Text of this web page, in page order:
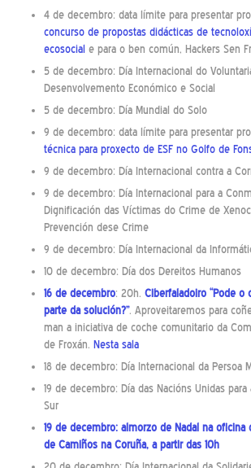
4 de decembro: data límite para presentar
concurso de propostas didácticas de
ecosocial e para o ben común, Hackers Sen
5 de decembro: Día Internacional do
Desenvolvemento Económico e Social
5 de decembro: Día Mundial do Solo
9 de decembro: data límite para presentar
técnica para proxecto de ESF no Golfo de
9 de decembro: Día Internacional contra a
9 de decembro: Día Internacional para a
Dignificación das Víctimas do Crime de
Prevención dese Crime
9 de decembro: Día Internacional da
10 de decembro: Día dos Dereitos Humanos
16 de decembro: 20h. Ciberfaladoiro “Pode o
parte da solución?”. Aproveitaremos para
man a iniciativa de coche comunitario da
de Froxán. Nesta sala
18 de decembro: Día Internacional da Persoa
19 de decembro: Día das Nacións Unidas para
Sur
19 de decembro: almorzo de Nadal na oficina
de Camiños na Coruña, a partir das 10h